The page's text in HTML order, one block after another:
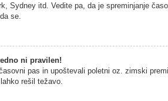
Sydney itd. Vedite pa, da je spreminjanje
se.
ni pravilen!
pas in upoštevali poletni oz. zimski
rešil težavo.